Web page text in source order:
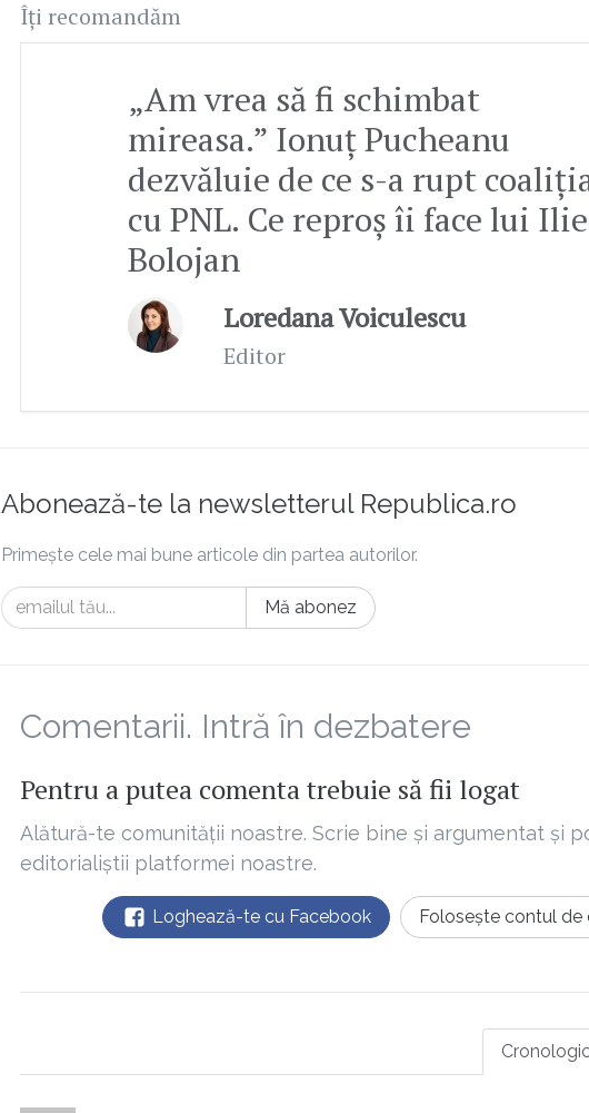
Îți recomandăm
„Am vrea să fi schimbat
mireasa.” Ionuț Pucheanu
dezvăluie de ce s-a rupt
cu PNL. Ce reproș îi face lui Ilie
Bolojan
Loredana Voiculescu
Editor
Abonează-te la newsletterul Republica.ro
Primește cele mai bune articole din partea autorilor.
Mă abonez
Comentarii. Intră în dezbatere
Pentru a putea comenta trebuie să fii logat
Alătură-te comunității noastre. Scrie bine și argumentat și
editorialiștii platformei noastre.
Loghează-te cu Facebook Folosește contul de